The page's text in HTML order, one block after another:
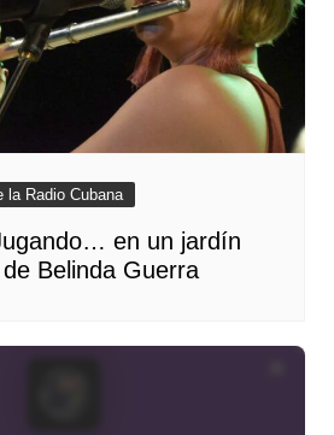
la Radio Cubana
en un jardín
Belinda Guerra